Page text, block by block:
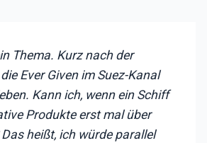
Thema. Kurz nach der
Ever Given im Suez-Kanal
Kann ich, wenn ein Schiff
Produkte erst mal über
heißt, ich würde parallel